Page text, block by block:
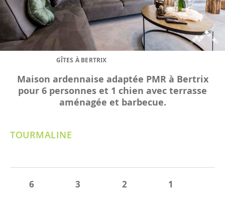
GÎTES À BERTRIX
Maison ardennaise adaptée PMR à Bertrix
pour 6 personnes et 1 chien avec terrasse
aménagée et barbecue.
TOURMALINE
6 3 2 1